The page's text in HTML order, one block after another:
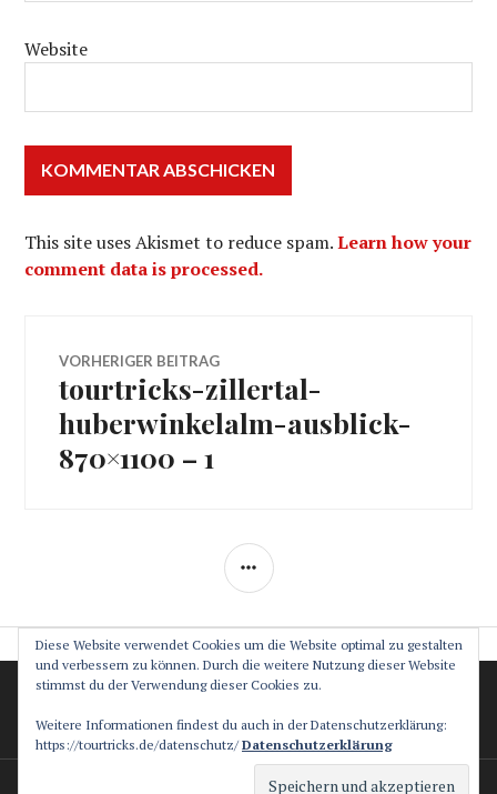
Website
This site uses Akismet to reduce spam.Learn how your
comment data is processed.
Beitragsnavigation
VORHERIGER BEITRAG
Vorheriger
Beitrag:
tourtricks-zillertal-
huberwinkelalm-ausblick-
870×1100 – 1
SEITENLEISTE
Datenschutz
Impressum
Stolz präsentiert von WordPress Theme: Canard von
Diese Website verwendet Cookies um die Website optimal zu gestalten
und verbessern zu können. Durch die weitere Nutzung dieser Website
stimmst du der Verwendung dieser Cookies zu.
Weitere Informationen findest du auch in der Datenschutzerklärung:
https://tourtricks.de/datenschutz/Datenschutzerklärung